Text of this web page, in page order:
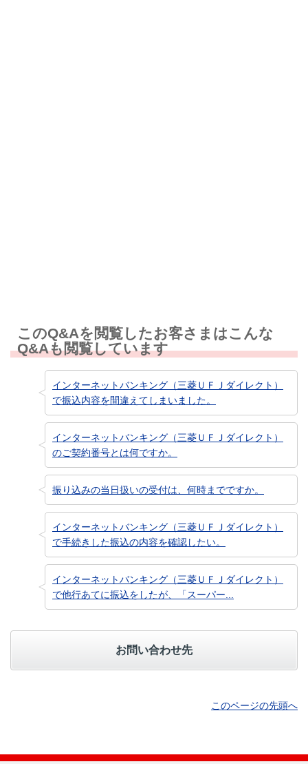
このQ&Aを閲覧したお客さまはこんな
Q&Aも閲覧しています
インターネットバンキング（三菱ＵＦＪダイレクト）
で振込内容を間違えてしまいました。
インターネットバンキング（三菱ＵＦＪダイレクト）
のご契約番号とは何ですか。
振り込みの当日扱いの受付は、何時までですか。
インターネットバンキング（三菱ＵＦＪダイレクト）
で手続きした振込の内容を確認したい。
インターネットバンキング（三菱ＵＦＪダイレクト）
で他行あてに振込をしたが、「スーパー...
お問い合わせ先
このページの先頭へ